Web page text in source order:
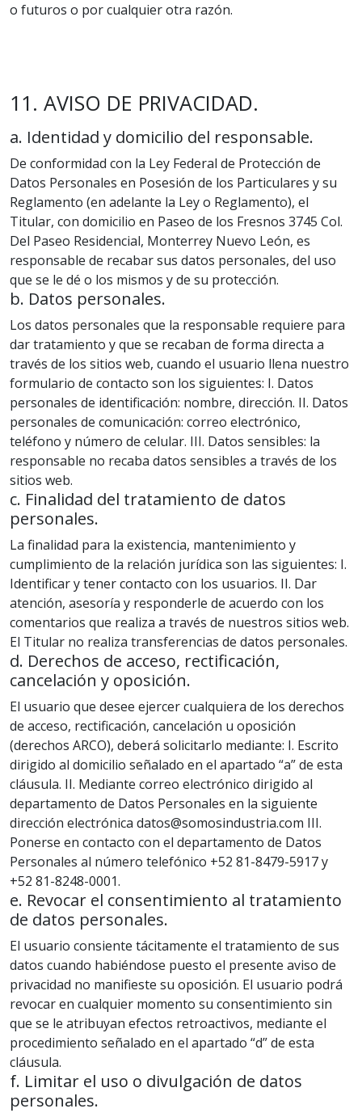
o futuros o por cualquier otra razón.
11. AVISO DE PRIVACIDAD.
a. Identidad y domicilio del responsable.
De conformidad con la Ley Federal de Protección de
Datos Personales en Posesión de los Particulares y su
Reglamento (en adelante la Ley o Reglamento), el
Titular, con domicilio en Paseo de los Fresnos 3745 Col.
Del Paseo Residencial, Monterrey Nuevo León, es
responsable de recabar sus datos personales, del uso
que se le dé o los mismos y de su protección.
b. Datos personales.
Los datos personales que la responsable requiere para
dar tratamiento y que se recaban de forma directa a
través de los sitios web, cuando el usuario llena nuestro
formulario de contacto son los siguientes: I. Datos
personales de identificación: nombre, dirección. II. Datos
personales de comunicación: correo electrónico,
teléfono y número de celular. III. Datos sensibles: la
responsable no recaba datos sensibles a través de los
sitios web.
c. Finalidad del tratamiento de datos
personales.
La finalidad para la existencia, mantenimiento y
cumplimiento de la relación jurídica son las siguientes: I.
Identificar y tener contacto con los usuarios. II. Dar
atención, asesoría y responderle de acuerdo con los
comentarios que realiza a través de nuestros sitios web.
El Titular no realiza transferencias de datos personales.
d. Derechos de acceso, rectificación,
cancelación y oposición.
El usuario que desee ejercer cualquiera de los derechos
de acceso, rectificación, cancelación u oposición
(derechos ARCO), deberá solicitarlo mediante: I. Escrito
dirigido al domicilio señalado en el apartado “a” de esta
cláusula. II. Mediante correo electrónico dirigido al
departamento de Datos Personales en la siguiente
dirección electrónica datos@somosindustria.com III.
Ponerse en contacto con el departamento de Datos
Personales al número telefónico +52 81-8479-5917 y
+52 81-8248-0001.
e. Revocar el consentimiento al tratamiento
de datos personales.
El usuario consiente tácitamente el tratamiento de sus
datos cuando habiéndose puesto el presente aviso de
privacidad no manifieste su oposición. El usuario podrá
revocar en cualquier momento su consentimiento sin
que se le atribuyan efectos retroactivos, mediante el
procedimiento señalado en el apartado “d” de esta
cláusula.
f. Limitar el uso o divulgación de datos
personales.